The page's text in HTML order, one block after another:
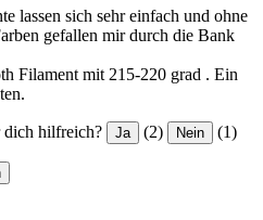
lassen sich sehr einfach und ohne
gefallen mir durch die Bank
Filament mit 215-220 grad . Ein
dich hilfreich? Ja (2) Nein (1)